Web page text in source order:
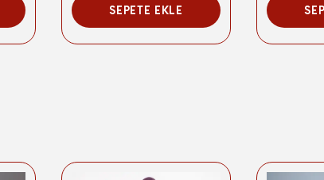
SEPETE EKLE